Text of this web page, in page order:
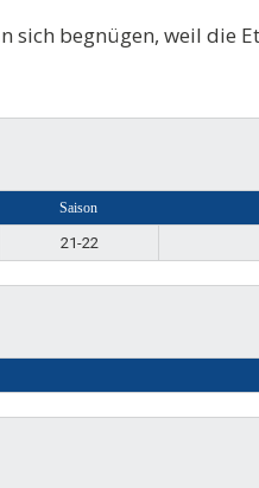
begnügen, weil die
Saison
21-22